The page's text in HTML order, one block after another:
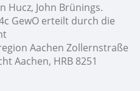
Hucz, John Brünings.
GewO erteilt durch die
Aachen Zollernstraße
Aachen, HRB 8251